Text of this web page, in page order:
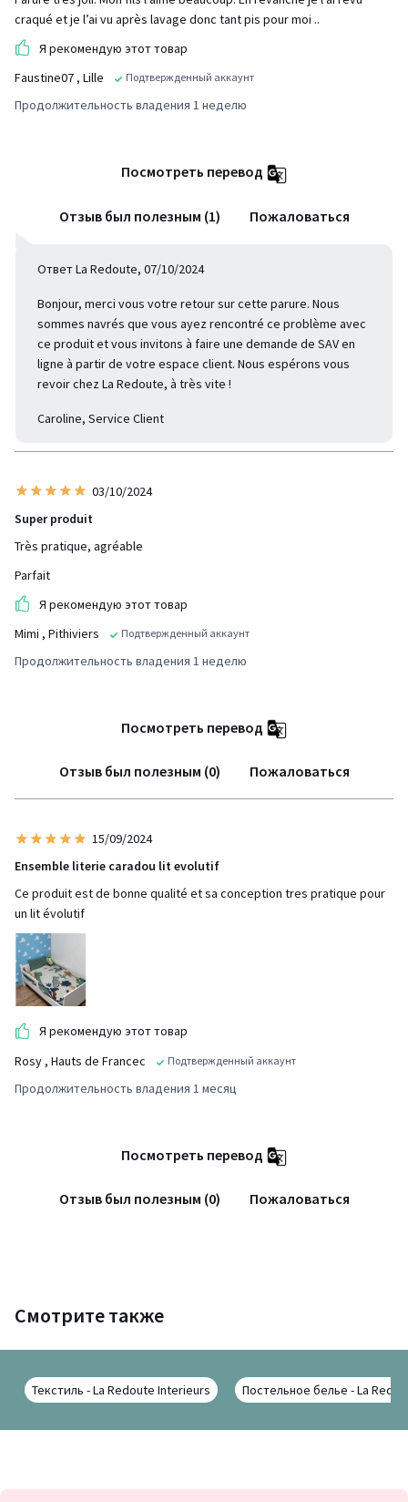
craqué et je l’ai vu après lavage donc tant pis pour moi ..
Я рекомендую этот товар
Faustine07 , Lille Подтвержденный аккаунт
Продолжительность владения 1 неделю
Посмотреть перевод
Отзыв был полезным (1) Пожаловаться
Ответ La Redoute, 07/10/2024
Bonjour, merci vous votre retour sur cette parure. Nous
sommes navrés que vous ayez rencontré ce problème avec
ce produit et vous invitons à faire une demande de SAV en
ligne à partir de votre espace client. Nous espérons vous
revoir chez La Redoute, à très vite !
Caroline, Service Client
03/10/2024
Super produit
Très pratique, agréable
Parfait
Я рекомендую этот товар
Mimi , Pithiviers Подтвержденный аккаунт
Продолжительность владения 1 неделю
Посмотреть перевод
Отзыв был полезным (0) Пожаловаться
15/09/2024
Ensemble literie caradou lit evolutif
Ce produit est de bonne qualité et sa conception tres pratique pour
un lit évolutif
Я рекомендую этот товар
Rosy , Hauts de Francec Подтвержденный аккаунт
Продолжительность владения 1 месяц
Посмотреть перевод
Отзыв был полезным (0) Пожаловаться
Смотрите также
Текстиль - La Redoute Interieurs Постельное белье - La